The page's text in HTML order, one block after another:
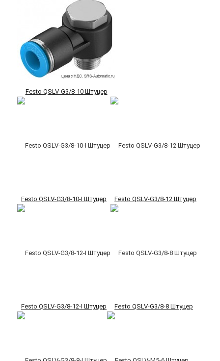
Festo QSLV-G3/8-10 Штуцер
Festo QSLV-G3/8-10-I Штуцер Festo QSLV-G3/8-12 Штуцер
Festo QSLV-G3/8-12-I Штуцер Festo QSLV-G3/8-8 Штуцер